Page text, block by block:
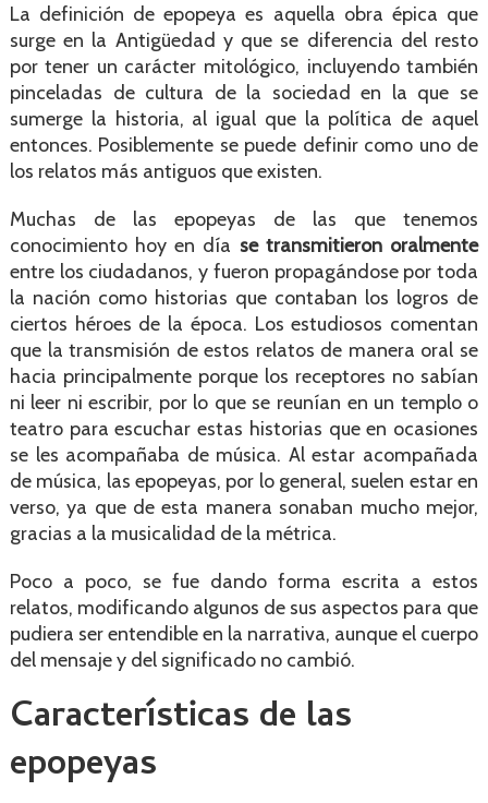
La definición de epopeya es aquella obra épica que
surge en la Antigüedad y que se diferencia del resto
por tener un carácter mitológico, incluyendo también
pinceladas de cultura de la sociedad en la que se
sumerge la historia, al igual que la política de aquel
entonces. Posiblemente se puede definir como uno de
los relatos más antiguos que existen.
Muchas de las epopeyas de las que tenemos
conocimiento hoy en día se transmitieron oralmente
entre los ciudadanos, y fueron propagándose por toda
la nación como historias que contaban los logros de
ciertos héroes de la época. Los estudiosos comentan
que la transmisión de estos relatos de manera oral se
hacia principalmente porque los receptores no sabían
ni leer ni escribir, por lo que se reunían en un templo o
teatro para escuchar estas historias que en ocasiones
se les acompañaba de música. Al estar acompañada
de música, las epopeyas, por lo general, suelen estar en
verso, ya que de esta manera sonaban mucho mejor,
gracias a la musicalidad de la métrica.
Poco a poco, se fue dando forma escrita a estos
relatos, modificando algunos de sus aspectos para que
pudiera ser entendible en la narrativa, aunque el cuerpo
del mensaje y del significado no cambió.
Características de las
epopeyas